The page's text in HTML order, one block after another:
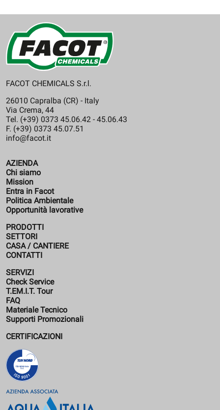
FACOT CHEMICALS S.r.l.
26010 Capralba (CR) - Italy
Via Crema, 44
Tel. (+39) 0373 45.06.42 - 45.06.43
F. (+39) 0373 45.07.51
info@facot.it
AZIENDA
Chi siamo
Mission
Entra in Facot
Politica Ambientale
Opportunità lavorative
PRODOTTI
SETTORI
CASA / CANTIERE
CONTATTI
SERVIZI
Check Service
T.EM.I.T. Tour
FAQ
Materiale Tecnico
Supporti Promozionali
CERTIFICAZIONI